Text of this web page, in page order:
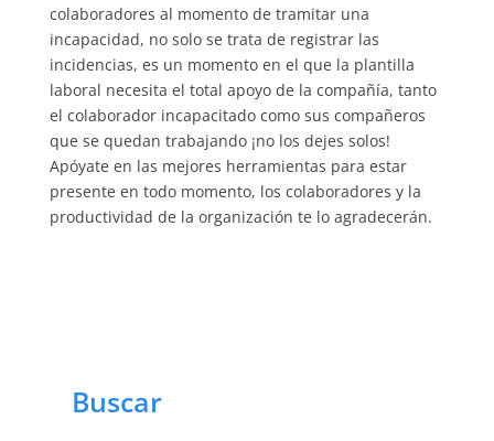
colaboradores al momento de tramitar una
incapacidad, no solo se trata de registrar las
incidencias, es un momento en el que la plantilla
laboral necesita el total apoyo de la compañía, tanto
el colaborador incapacitado como sus compañeros
que se quedan trabajando ¡no los dejes solos!
Apóyate en las mejores herramientas para estar
presente en todo momento, los colaboradores y la
productividad de la organización te lo agradecerán.
Buscar